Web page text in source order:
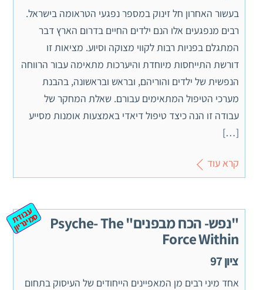
בעשור האחרון חל זינוק במספר נפגעי הטראומה בישראל.
רבים מנפגעים אלו הנם ילדים החיים בדרום הארץ דבר
המתגלם בפניות רבות לקווי מצוקה וסיוע. מציאות זו
דורשת התייחסות מיוחדת והיערכות מתאימה עבור הרווחה
הנפשית של ילדים והוריהם, ובראש ובראשונה, בהבנת
מערכי הטיפול המתאימים עבורם. שאלת המחקר של
עבודה זו הנה כיצד טיפול דיאדי באמצעות אומנות מסייע
[…]
קרא עוד
"נפש- הכח מבפנים" Psyche- The
Force Within
ציון 97
ע
ב
וד
ת
ס
מ
ינ
ר
יון
אחד מיני רבים מן המאפיינים הייחודים של העיסוק בתחום